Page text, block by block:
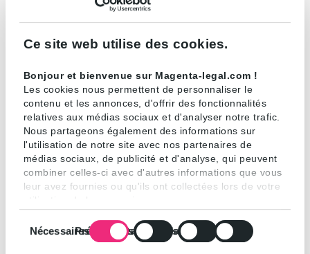
Ce site web utilise des cookies.
Bonjour et bienvenue sur Magenta-legal.com !
Les cookies nous permettent de personnaliser le
contenu et les annonces, d'offrir des fonctionnalités
relatives aux médias sociaux et d'analyser notre trafic.
Nous partageons également des informations sur
l'utilisation de notre site avec nos partenaires de
médias sociaux, de publicité et d'analyse, qui peuvent
combiner celles-ci avec d'autres informations que vous
leur avez fournies ou qu'ils ont collectées lors de votre
NécessairesPréférencesStatistiquesMarketing
Fanny est l’un des membres fondateurs de
Contact :
Fanny Mahler :fanny.mahler@magenta-
legal.com– +33 1 42 25 65 04